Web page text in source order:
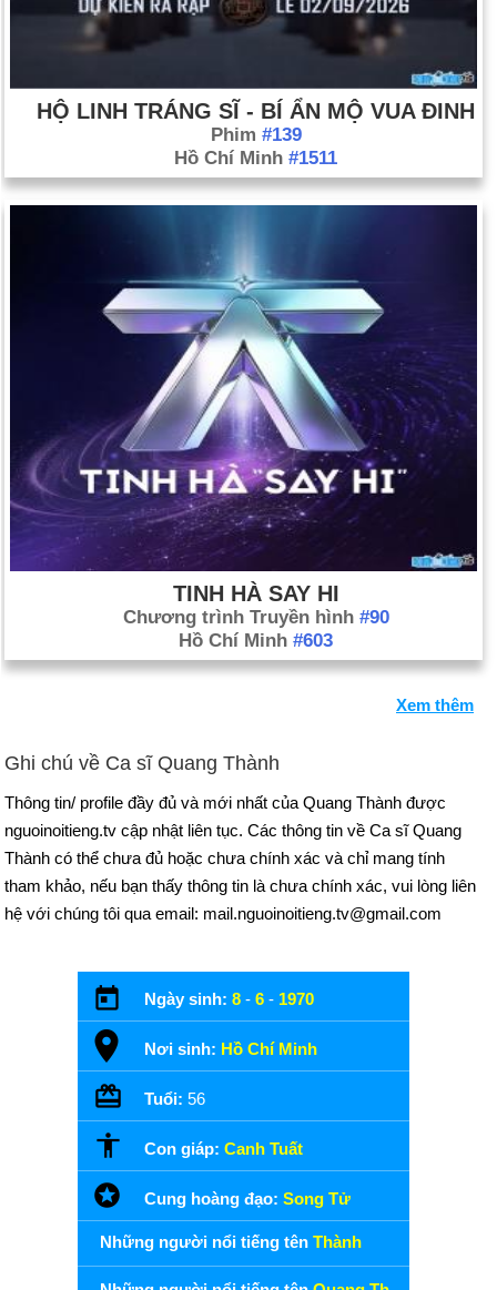
HỘ LINH TRÁNG SĨ - BÍ ẨN MỘ VUA ĐINH
Phim #139
Hồ Chí Minh #1511
TINH HÀ SAY HI
Chương trình Truyền hình #90
Hồ Chí Minh #603
Xem thêm
Ghi chú về Ca sĩ Quang Thành
Thông tin/ profile đầy đủ và mới nhất của Quang Thành được
nguoinoitieng.tv cập nhật liên tục. Các thông tin về Ca sĩ Quang
Thành có thể chưa đủ hoặc chưa chính xác và chỉ mang tính
tham khảo, nếu bạn thấy thông tin là chưa chính xác, vui lòng liên
hệ với chúng tôi qua email: mail.nguoinoitieng.tv@gmail.com
Ngày sinh: 8 - 6 - 1970
Nơi sinh: Hồ Chí Minh
Tuổi: 56
Con giáp: Canh Tuất
Cung hoàng đạo: Song Tử
Những người nổi tiếng tên Thành